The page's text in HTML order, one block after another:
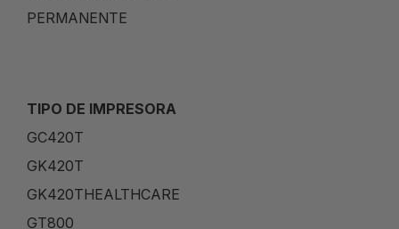
PERMANENTE
TIPO DE IMPRESORA
GC420T
GK420T
GK420THEALTHCARE
GT800